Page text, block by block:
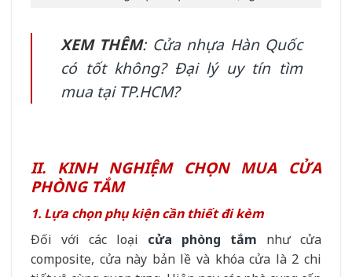
XEM THÊM:Cửa nhựa Hàn Quốc
có tốt không? Đại lý uy tín tìm
mua tại TP.HCM?
II. KINH NGHIỆM CHỌN MUA CỬA
PHÒNG TẮM
1. Lựa chọn phụ kiện cần thiết đi kèm
Đối với các loại cửa phòng tắm như cửa
composite, cửa này bản lề và khóa cửa là 2 chi